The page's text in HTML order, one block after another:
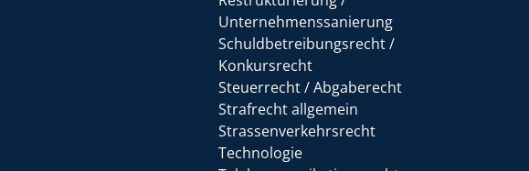
Unternehmenssanierung
Schuldbetreibungsrecht /
Konkursrecht
Steuerrecht / Abgaberecht
Strafrecht allgemein
Strassenverkehrsrecht
Technologie